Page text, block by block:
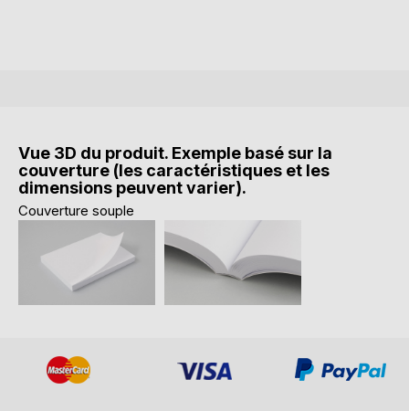
Vue 3D du produit. Exemple basé sur la
couverture (les caractéristiques et les
dimensions peuvent varier).
Couverture souple